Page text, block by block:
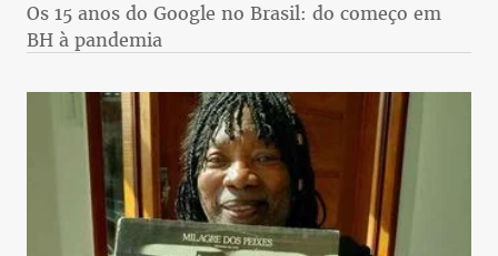
Os 15 anos do Google no Brasil: do começo em
BH à pandemia